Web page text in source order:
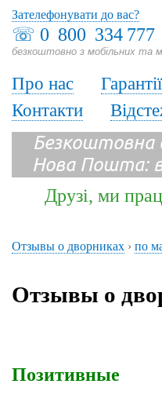
☏ 0 800 334 777
безкоштовно з мобільних та
Зателефонувати до вас?
Про нас Гарантії
Контакти
Нова Пошта:
Друзі, ми
Отзывы о дворниках › по
Отзывы о
Позитивные